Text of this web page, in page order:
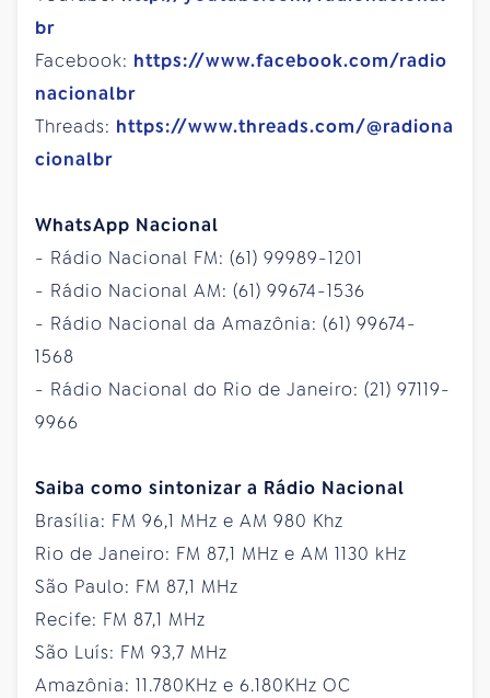
br
Facebook: https://www.facebook.com/radio
nacionalbr
Threads: https://www.threads.com/@radiona
cionalbr
WhatsApp Nacional
- Rádio Nacional FM: (61) 99989-1201
- Rádio Nacional AM: (61) 99674-1536
- Rádio Nacional da Amazônia: (61) 99674-
1568
- Rádio Nacional do Rio de Janeiro: (21) 97119-
9966
Saiba como sintonizar a Rádio Nacional
Brasília: FM 96,1 MHz e AM 980 Khz
Rio de Janeiro: FM 87,1 MHz e AM 1130 kHz
São Paulo: FM 87,1 MHz
Recife: FM 87,1 MHz
São Luís: FM 93,7 MHz
Amazônia: 11.780KHz e 6.180KHz OC